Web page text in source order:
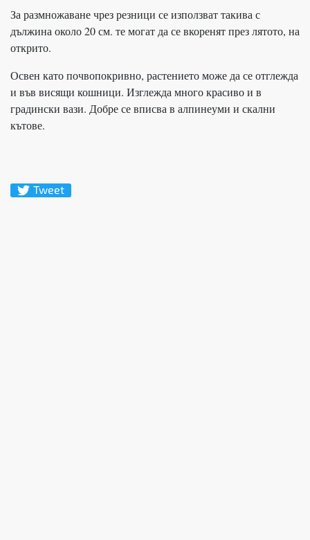
За размножаване чрез резници се използват такива с
дължина около 20 см. те могат да се вкоренят през лятото, на
открито.
Освен като почвопокривно, растението може да се отглежда
и във висящи кошници. Изглежда много красиво и в
градински вази. Добре се вписва в алпинеуми и скални
кътове.
Tweet